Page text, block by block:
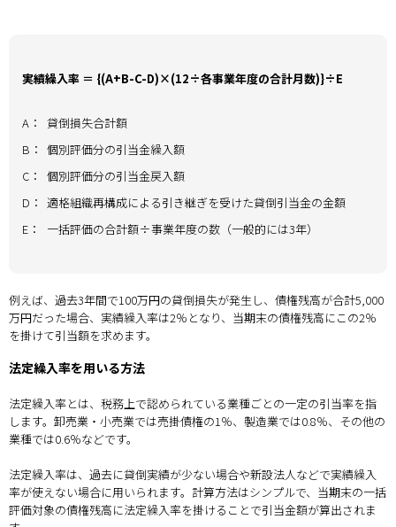
実績繰入率 ＝ {(A+B-C-D)×(12÷各事業年度の合計月数)}÷E
A：
貸倒損失合計額
B： 個別評価分の引当金繰入額
C：
個別評価分の引当金戻入額
D： 適格組織再構成による引き継ぎを受けた貸倒引当金の金額
E：
一括評価の合計額÷事業年度の数（一般的には3年）
例えば、過去3年間で100万円の貸倒損失が発生し、債権残高が合計5,000
万円だった場合、実績繰入率は2％となり、当期末の債権残高にこの2％
を掛けて引当額を求めます。
法定繰入率を用いる方法
法定繰入率とは、税務上で認められている業種ごとの一定の引当率を指
します。卸売業・小売業では売掛債権の1％、製造業では0.8％、その他の
業種では0.6％などです。
法定繰入率は、過去に貸倒実績が少ない場合や新設法人などで実績繰入
率が使えない場合に用いられます。計算方法はシンプルで、当期末の一括
評価対象の債権残高に法定繰入率を掛けることで引当金額が算出されま